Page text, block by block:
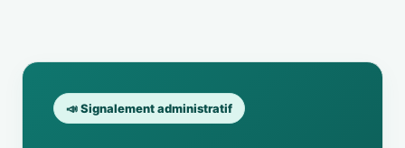
📣 Signalement administratif